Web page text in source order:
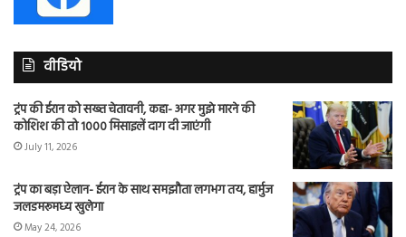
वीडियो
ट्रंप की ईरान को सख्त चेतावनी, कहा- अगर मुझे मारने की
कोशिश की तो 1000 मिसाइलें दाग दी जाएंगी
July 11, 2026
ट्रंप का बड़ा ऐलान- ईरान के साथ समझौता लगभग तय, हार्मुज
जलडमरूमध्य खुलेगा
May 24, 2026